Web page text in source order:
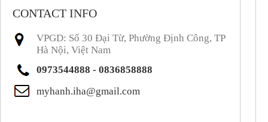
CONTACT INFO
VPGD: Số 30 Đại Từ, Phường Định Công, TP
Hà Nội, Việt Nam
0973544888 - 0836858888
myhanh.iha@gmail.com